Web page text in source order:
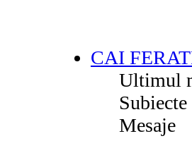
CAI
Ultimul
Subiecte
Mesaje